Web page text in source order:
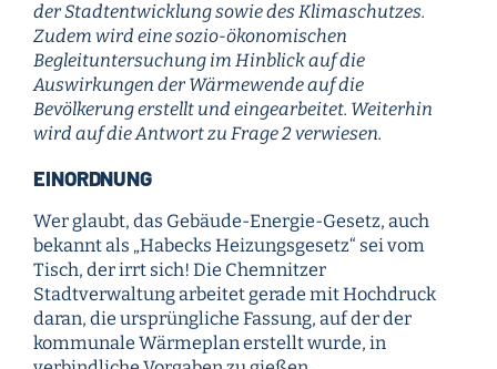
der Stadtentwicklung sowie des Klimaschutzes.
Zudem wird eine sozio-ökonomischen
Begleituntersuchung im Hinblick auf die
Auswirkungen der Wärmewende auf die
Bevölkerung erstellt und eingearbeitet. Weiterhin
wird auf die Antwort zu Frage 2 verwiesen.
EINORDNUNG
Wer glaubt, das Gebäude-Energie-Gesetz, auch
bekannt als „Habecks Heizungsgesetz“ sei vom
Tisch, der irrt sich! Die Chemnitzer
Stadtverwaltung arbeitet gerade mit Hochdruck
daran, die ursprüngliche Fassung, auf der der
kommunale Wärmeplan erstellt wurde, in